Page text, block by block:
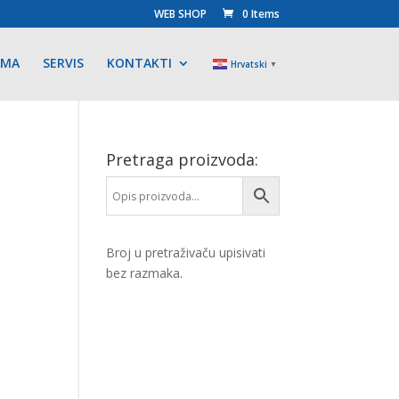
WEB SHOP 0 Items
SERVIS KONTAKTI Hrvatski ▼
Pretraga proizvoda:
Broj u pretraživaču upisivati
bez razmaka.